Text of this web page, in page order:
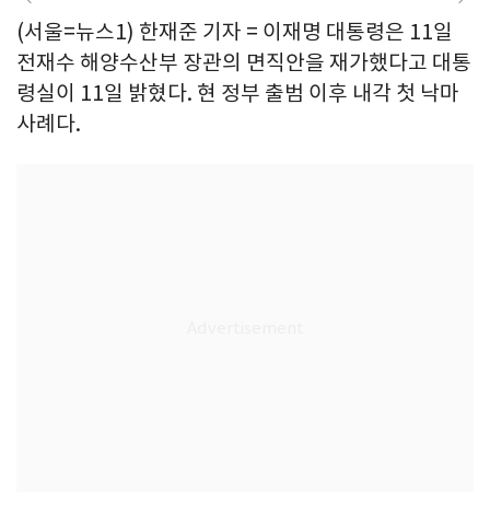
(서울=뉴스1) 한재준 기자 = 이재명 대통령은 11일
전재수 해양수산부 장관의 면직안을 재가했다고 대통
령실이 11일 밝혔다. 현 정부 출범 이후 내각 첫 낙마
사례다.